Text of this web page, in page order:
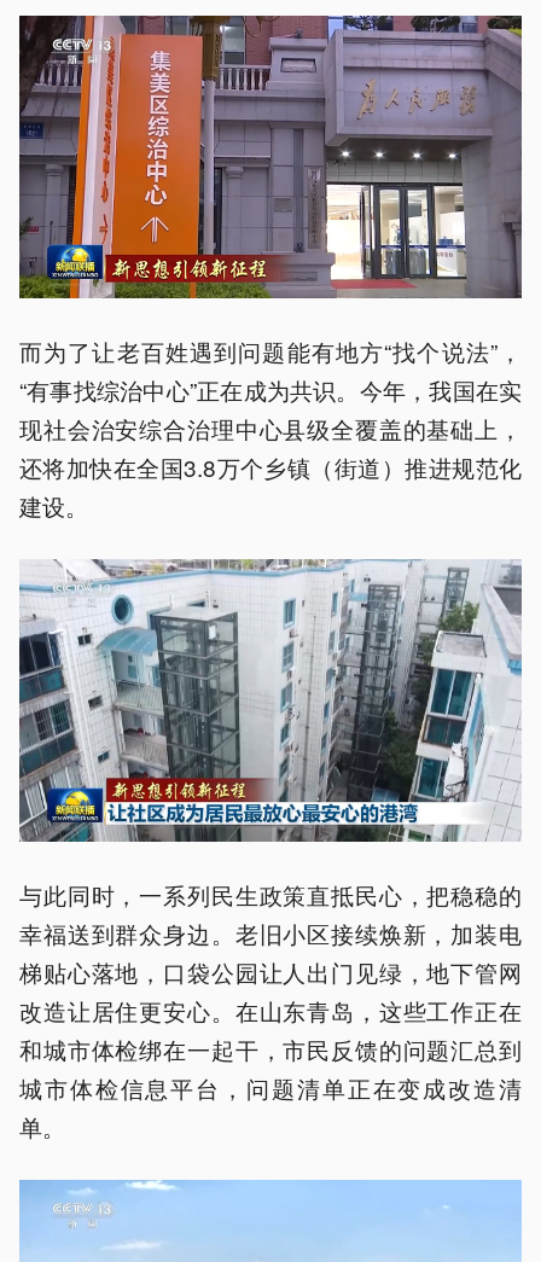
而为了让老百姓遇到问题能有地方“找个说法”，
“有事找综治中心”正在成为共识。今年，我国在实
现社会治安综合治理中心县级全覆盖的基础上，
还将加快在全国3.8万个乡镇（街道）推进规范化
建设。
与此同时，一系列民生政策直抵民心，把稳稳的
幸福送到群众身边。老旧小区接续焕新，加装电
梯贴心落地，口袋公园让人出门见绿，地下管网
改造让居住更安心。在山东青岛，这些工作正在
和城市体检绑在一起干，市民反馈的问题汇总到
城市体检信息平台，问题清单正在变成改造清
单。